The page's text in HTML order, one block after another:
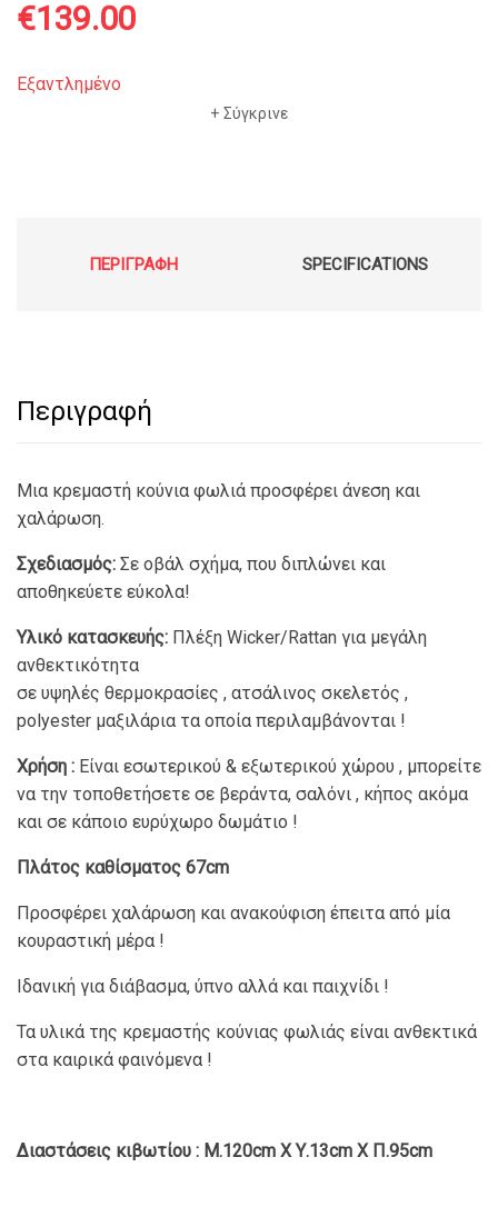
Original
price
€139.00Η
Εξαντλημένο
Σύγκρινε
ΠΕΡΙΓΡΑΦΉ SPECIFICATIONS
Περιγραφή
Μια κρεμαστή κούνια φωλιά προσφέρει άνεση και
χαλάρωση.
Σχεδιασμός: Σε οβάλ σχήμα, που διπλώνει και
αποθηκεύετε εύκολα!
Υλικό κατασκευής: Πλέξη Wicker/Rattan για μεγάλη
ανθεκτικότητα
σε υψηλές θερμοκρασίες , ατσάλινος σκελετός ,
polyester μαξιλάρια τα οποία περιλαμβάνονται !
Χρήση : Είναι εσωτερικού & εξωτερικού χώρου , μπορείτε
να την τοποθετήσετε σε βεράντα, σαλόνι , κήπος ακόμα
και σε κάποιο ευρύχωρο δωμάτιο !
Πλάτος καθίσματος 67cm
Προσφέρει χαλάρωση και ανακούφιση έπειτα από μία
κουραστική μέρα !
Ιδανική για διάβασμα, ύπνο αλλά και παιχνίδι !
Τα υλικά της κρεμαστής κούνιας φωλιάς είναι ανθεκτικά
στα καιρικά φαινόμενα !
Διαστάσεις κιβωτίου : Μ.120cm Χ Υ.13cm Χ Π.95cm